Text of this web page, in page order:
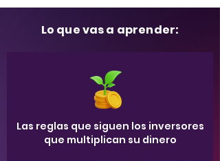
Lo que vas a aprender:
Las reglas que siguen los inversores
que multiplican su dinero